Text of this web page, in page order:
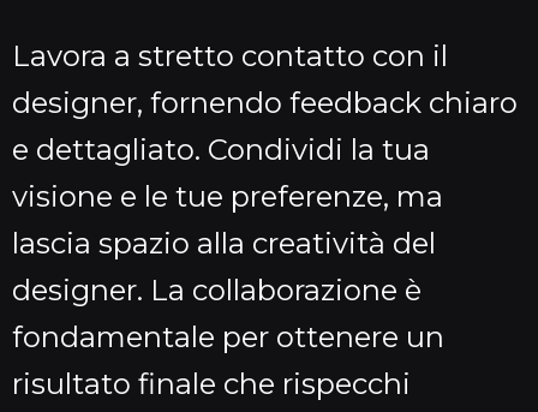
Lavora a stretto contatto con il
designer, fornendo feedback chiaro
e dettagliato. Condividi la tua
visione e le tue preferenze, ma
lascia spazio alla creatività del
designer. La collaborazione è
fondamentale per ottenere un
risultato finale che rispecchi